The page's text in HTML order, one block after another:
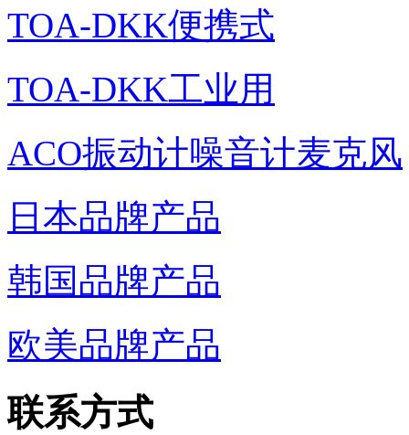
TOA-DKK便携式
TOA-DKK工业用
ACO振动计噪音计麦克风
日本品牌产品
韩国品牌产品
欧美品牌产品
联系方式